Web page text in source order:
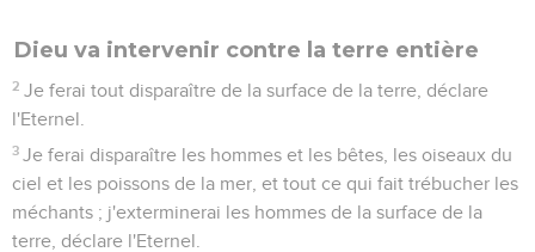
Dieu va intervenir contre la terre entière
2 Je ferai tout disparaître de la surface de la terre, déclare
l'Eternel.
3 Je ferai disparaître les hommes et les bêtes, les oiseaux du
ciel et les poissons de la mer, et tout ce qui fait trébucher les
méchants ; j'exterminerai les hommes de la surface de la
terre, déclare l'Eternel.